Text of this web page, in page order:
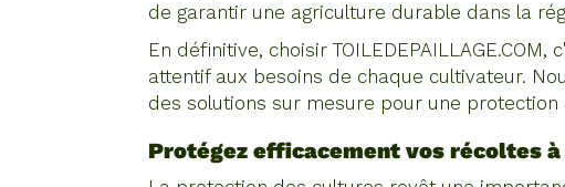
de garantir une agriculture durable dans la
En définitive, choisir
attentif aux besoins de chaque cultivateur.
des solutions sur mesure pour une protection
Protégez efficacement vos récoltes à